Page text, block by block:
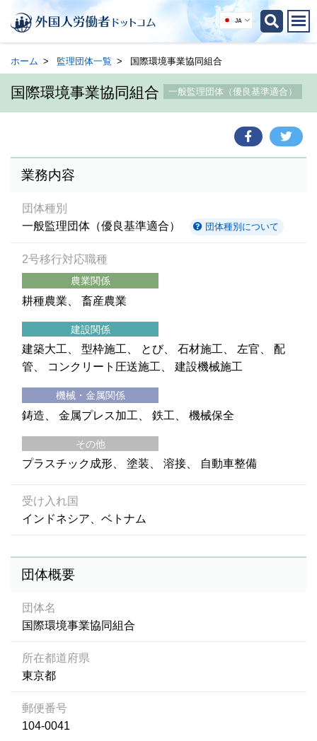
JA
ホーム 監理団体一覧 国際環境事業協同組合
国際環境事業協同組合 一般監理団体（優良基準適合）
業務内容
団体種別
一般監理団体（優良基準適合）
団体種別について
2号移行対応職種
農業関係
耕種農業 畜産農業
建設関係
建築大工 型枠施工 とび 石材施工 左官
配
管
コンクリート圧送施工 建設機械施工
機械・金属関係
鋳造 金属プレス加工 鉄工 機械保全
その他
プラスチック成形 塗装 溶接 自動車整備
受け入れ国
インドネシア、ベトナム
団体概要
団体名
国際環境事業協同組合
所在都道府県
東京都
郵便番号
104-0041